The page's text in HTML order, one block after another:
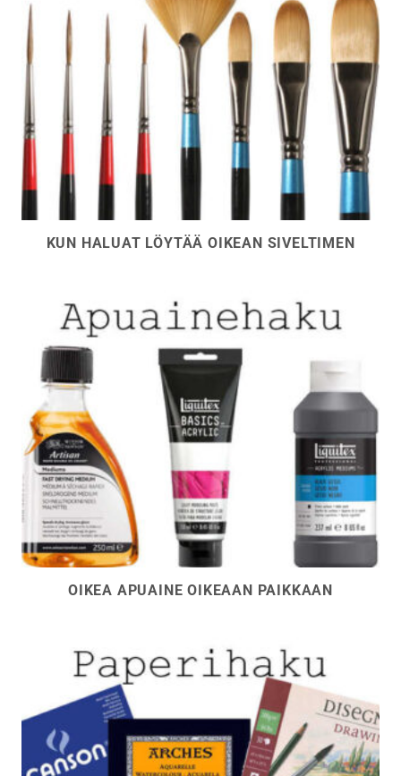
KUN HALUAT LÖYTÄÄ OIKEAN SIVELTIMEN
OIKEA APUAINE OIKEAAN PAIKKAAN